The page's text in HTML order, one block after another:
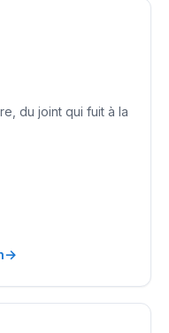
du joint qui fuit à la
→